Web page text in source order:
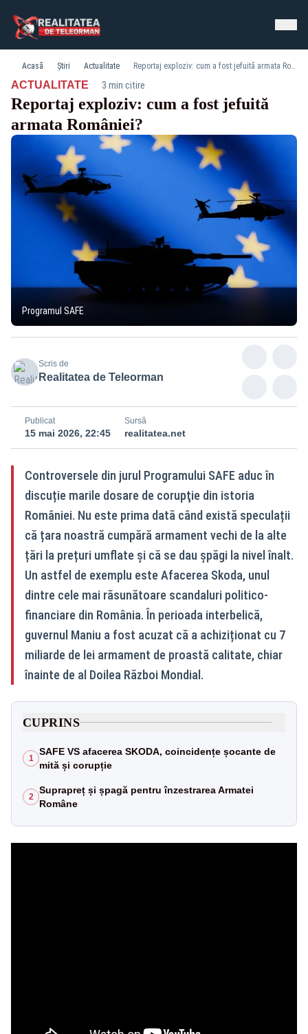
Acasă Știri Actualitate Reportaj exploziv: cum a fost jefuită armata României?
ACTUALITATE· 3 min citire
Reportaj exploziv: cum a fost jefuită
armata României?
Programul SAFE
Scris de
Realitatea de Teleorman
Publicat
15 mai 2026, 22:45
Sursă
realitatea.net
Controversele din jurul Programului SAFE aduc în
discuție marile dosare de corupţie din istoria
României. Nu este prima dată când există speculații
că țara noastră cumpără armament vechi de la alte
țări la prețuri umflate și că se dau șpăgi la nivel înalt.
Un astfel de exemplu este Afacerea Skoda, unul
dintre cele mai răsunătoare scandaluri politico-
financiare din România. În perioada interbelică,
guvernul Maniu a fost acuzat că a achiziționat cu 7
miliarde de lei armament de proastă calitate, chiar
înainte de al Doilea Război Mondial.
CUPRINS
1
SAFE VS afacerea SKODA, coincidențe șocante de
mită și corupție
2
Suprapreț și șpagă pentru înzestrarea Armatei
Române